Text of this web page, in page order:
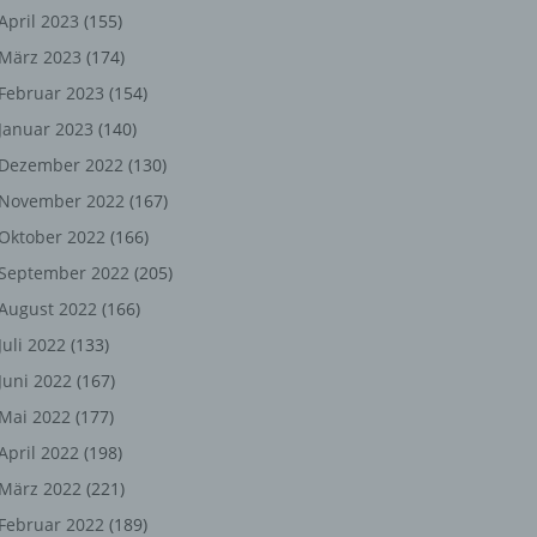
2023 (155)
März 2023 (174)
Februar 2023 (154)
Januar 2023 (140)
Dezember 2022 (130)
November 2022 (167)
Oktober 2022 (166)
September 2022 (205)
2022 (166)
Juli 2022 (133)
Juni 2022 (167)
Mai 2022 (177)
2022 (198)
März 2022 (221)
Februar 2022 (189)
oder